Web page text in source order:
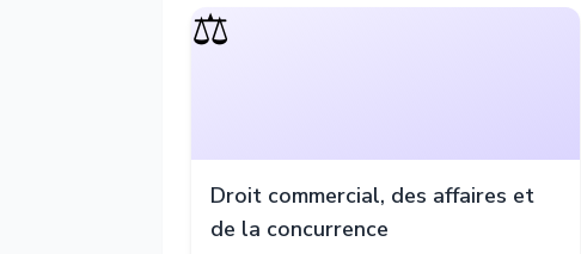
⚖️
Droit commercial, des affaires et
de la concurrence